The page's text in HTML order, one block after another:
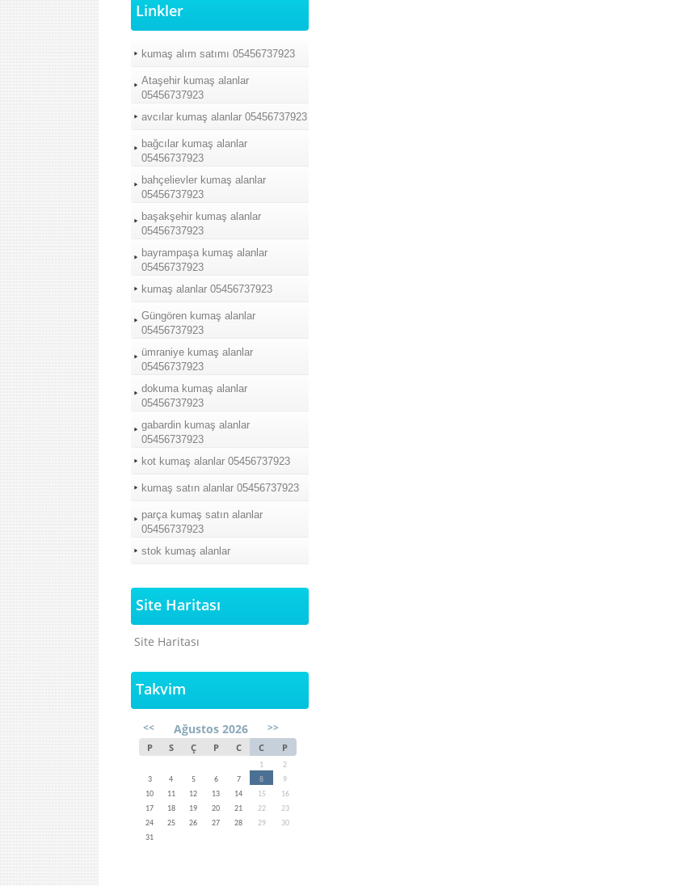
Linkler
kumaş alım satımı 05456737923
Ataşehir kumaş alanlar
05456737923
avcılar kumaş alanlar 05456737923
bağcılar kumaş alanlar
05456737923
bahçelievler kumaş alanlar
05456737923
başakşehir kumaş alanlar
05456737923
bayrampaşa kumaş alanlar
05456737923
kumaş alanlar 05456737923
Güngören kumaş alanlar
05456737923
ümraniye kumaş alanlar
05456737923
dokuma kumaş alanlar
05456737923
gabardin kumaş alanlar
05456737923
kot kumaş alanlar 05456737923
kumaş satın alanlar 05456737923
parça kumaş satın alanlar
05456737923
stok kumaş alanlar
Site Haritası
Site Haritası
Takvim
<< Ağustos 2026 >>
P S Ç P C C P
1
2
3
4 5 6 7 8
9
10
11 12 13 14 15
16
17
18 19 20 21 22
23
24
25 26 27 28 29
30
31